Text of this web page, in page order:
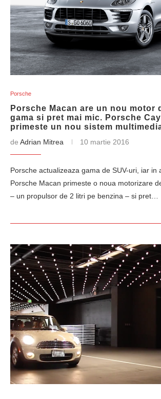
Porsche
Porsche Macan are un nou motor
gama si pret mai mic. Porsche
primeste un nou sistem
de Adrian Mitrea 10 martie 2016
Porsche actualizeaza gama de SUV-uri, iar in
Porsche Macan primeste o noua motorizare
– un propulsor de 2 litri pe benzina – si pret…